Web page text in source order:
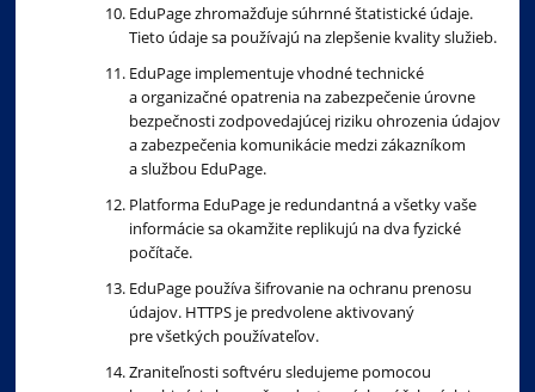
EduPage zhromažďuje súhrnné štatistické údaje.
Tieto údaje sa používajú na zlepšenie kvality služieb.
EduPage implementuje vhodné technické
a organizačné opatrenia na zabezpečenie úrovne
bezpečnosti zodpovedajúcej riziku ohrozenia údajov
a zabezpečenia komunikácie medzi zákazníkom
a službou EduPage.
Platforma EduPage je redundantná a všetky vaše
informácie sa okamžite replikujú na dva fyzické
počítače.
EduPage používa šifrovanie na ochranu prenosu
údajov. HTTPS je predvolene aktivovaný
pre všetkých používateľov.
Zraniteľnosti softvéru sledujeme pomocou